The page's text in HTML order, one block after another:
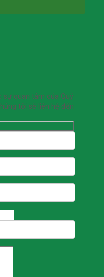
sự quan tâm của Quý
tôi sẽ liên hệ đến